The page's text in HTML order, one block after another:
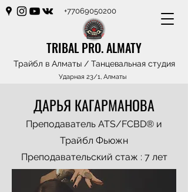
+77069050200
TRIBAL PRO. ALMATY
Трайбл в Алматы / Танцевальная студия
Ударная 23/1, Алматы
ДАРЬЯ КАГАРМАНОВА
Преподаватель ATS/FCBD®️ и
Трайбл Фьюжн
Преподавательский стаж : 7 лет